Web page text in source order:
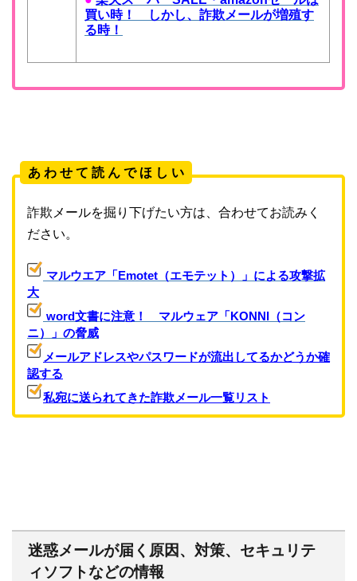
買い時！ しかし、詐欺メールが増殖す
る時！
あ わ せ て 読 ん で ほ し い
詐欺メールを掘り下げたい方は、合わせてお読みく
ださい。
マルウエア「Emotet（エモテット）」による攻撃拡
大
word文書に注意！ マルウェア「KONNI（コン
ニ）」の脅威
メールアドレスやパスワードが流出してるかどうか確
認する
私宛に送られてきた詐欺メール一覧リスト
迷惑メールが届く原因、対策、セキュリテ
ィソフトなどの情報